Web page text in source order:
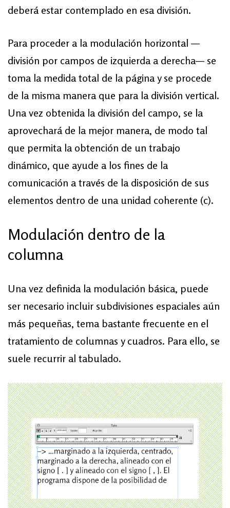
deberá estar contemplado en esa división.
Para proceder a la modulación horizontal —
división por campos de izquierda a derecha— se
toma la medida total de la página y se procede
de la misma manera que para la división vertical.
Una vez obtenida la división del campo, se la
aprovechará de la mejor manera, de modo tal
que permita la obtención de un trabajo
dinámico, que ayude a los fines de la
comunicación a través de la disposición de sus
elementos dentro de una unidad coherente (c).
Modulación dentro de la
columna
Una vez definida la modulación básica, puede
ser necesario incluir subdivisiones espaciales aún
más pequeñas, tema bastante frecuente en el
tratamiento de columnas y cuadros. Para ello, se
suele recurrir al tabulado.